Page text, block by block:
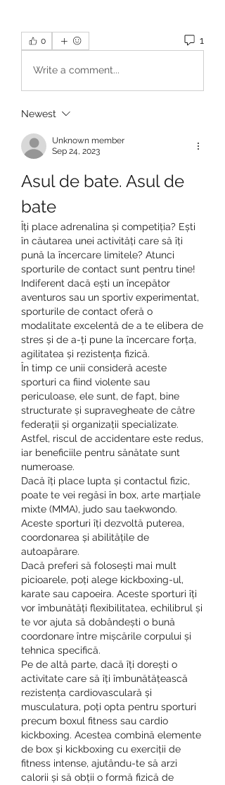
0 1
Write a comment...
Newest
Unknown member
Sep 24, 2023
Asul de bate. Asul de
bate
Îți place adrenalina și competiția? Ești
în căutarea unei activități care să îți
pună la încercare limitele? Atunci
sporturile de contact sunt pentru tine!
Indiferent dacă ești un începător
aventuros sau un sportiv experimentat,
sporturile de contact oferă o
modalitate excelentă de a te elibera de
stres și de a-ți pune la încercare forța,
agilitatea și rezistența fizică.
În timp ce unii consideră aceste
sporturi ca fiind violente sau
periculoase, ele sunt, de fapt, bine
structurate și supravegheate de către
federații și organizații specializate.
Astfel, riscul de accidentare este redus,
iar beneficiile pentru sănătate sunt
numeroase.
Dacă îți place lupta și contactul fizic,
poate te vei regăsi în box, arte marțiale
mixte (MMA), judo sau taekwondo.
Aceste sporturi îți dezvoltă puterea,
coordonarea și abilitățile de
autoapărare.
Dacă preferi să folosești mai mult
picioarele, poți alege kickboxing-ul,
karate sau capoeira. Aceste sporturi îți
vor îmbunătăți flexibilitatea, echilibrul și
te vor ajuta să dobândești o bună
coordonare între mișcările corpului și
tehnica specifică.
Pe de altă parte, dacă îți dorești o
activitate care să îți îmbunătățească
rezistența cardiovasculară și
musculatura, poți opta pentru sporturi
precum boxul fitness sau cardio
kickboxing. Acestea combină elemente
de box și kickboxing cu exerciții de
fitness intense, ajutându-te să arzi
calorii și să obții o formă fizică de